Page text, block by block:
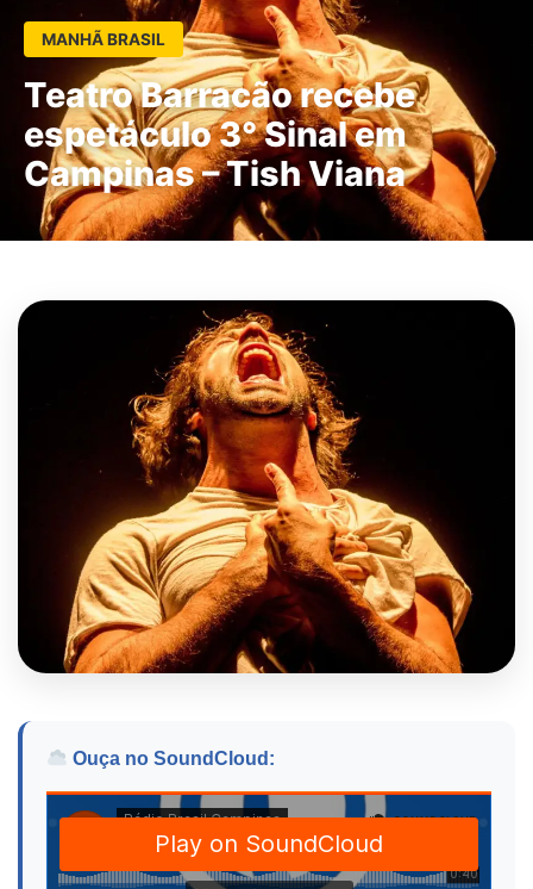
MANHÃ BRASIL
Teatro Barracão recebe
espetáculo 3° Sinal em
Campinas – Tish Viana
Ouça no SoundCloud: